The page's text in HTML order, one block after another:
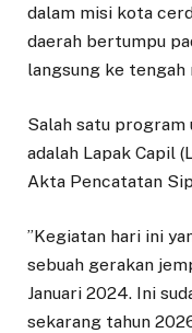
dalam misi kota
daerah bertumpu
langsung ke tengah
Salah satu
adalah Lapak Capil
Akta Pencatatan
​”Kegiatan hari ini
sebuah gerakan
Januari 2024. Ini
sekarang tahun